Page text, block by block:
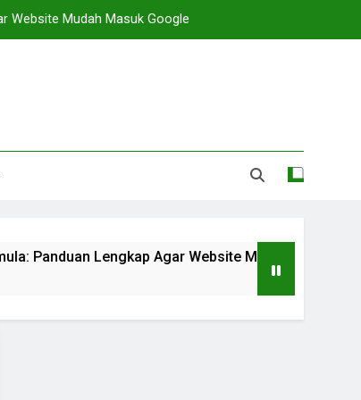
Website Mudah Masuk Google
Panduan Lengkap Agar Website Mudah Masuk